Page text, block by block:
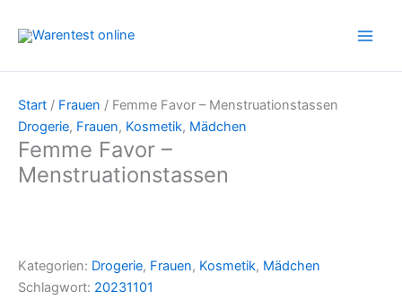
Inhalt
Start / Frauen / Femme Favor – Menstruationstassen
Drogerie, Frauen, Kosmetik, Mädchen
Femme Favor –
Menstruationstassen
Kategorien: Drogerie, Frauen, Kosmetik, Mädchen
Schlagwort: 20231101